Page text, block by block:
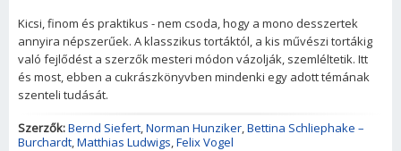
Kicsi, finom és praktikus - nem csoda, hogy a mono desszertek
annyira népszerűek. A klasszikus tortáktól, a kis művészi tortákig
való fejlődést a szerzők mesteri módon vázolják, szemléltetik. Itt
és most, ebben a cukrászkönyvben mindenki egy adott témának
szenteli tudását.
Szerzők:Bernd Siefert,Norman Hunziker,Bettina Schliephake –
Burchardt,Matthias Ludwigs,Felix Vogel